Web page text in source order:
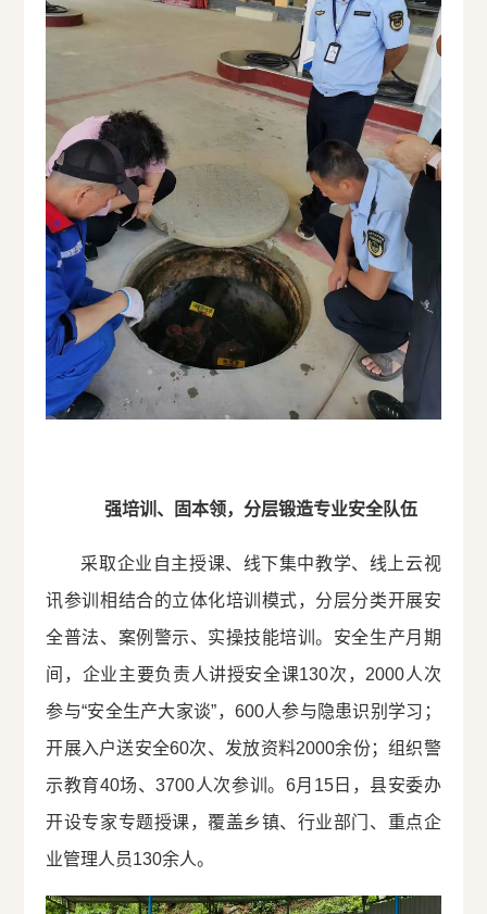
强培训、固本领，分层锻造专业安全队伍
采取企业自主授课、线下集中教学、线上云视
讯参训相结合的立体化培训模式，分层分类开展安
全普法、案例警示、实操技能培训。安全生产月期
间，企业主要负责人讲授安全课130次，2000人次
参与“安全生产大家谈”，600人参与隐患识别学习；
开展入户送安全60次、发放资料2000余份；组织警
示教育40场、3700人次参训。6月15日，县安委办
开设专家专题授课，覆盖乡镇、行业部门、重点企
业管理人员130余人。